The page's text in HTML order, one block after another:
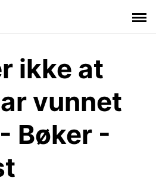
ikke at
vunnet
Bøker -